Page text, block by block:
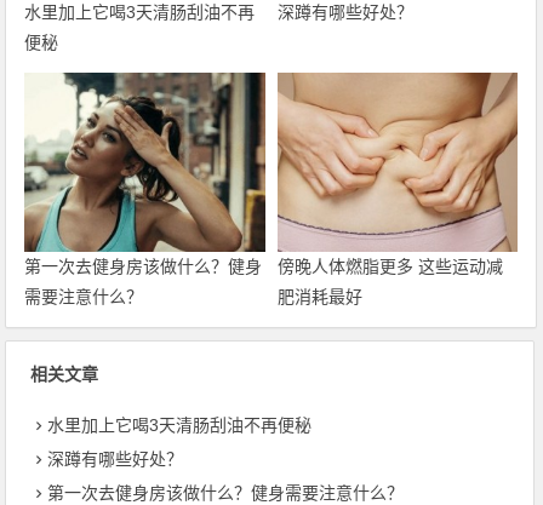
水里加上它喝3天清肠刮油不再
便秘
深蹲有哪些好处？
第一次去健身房该做什么？健身
需要注意什么？
傍晚人体燃脂更多 这些运动减
肥消耗最好
相关文章
水里加上它喝3天清肠刮油不再便秘
深蹲有哪些好处？
第一次去健身房该做什么？健身需要注意什么？